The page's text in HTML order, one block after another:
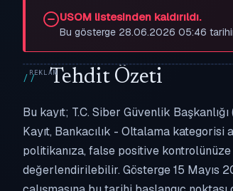
USOM listesinden kaldırıldı.
Bu gösterge 28.06.2026 05:46
Tehdit Özeti
Bu kayıt; T.C. Siber Güvenlik
Kayıt, Bankacılık - Oltalama
politikanıza, false positive
değerlendirilebilir. Gösterge 15 Mayıs